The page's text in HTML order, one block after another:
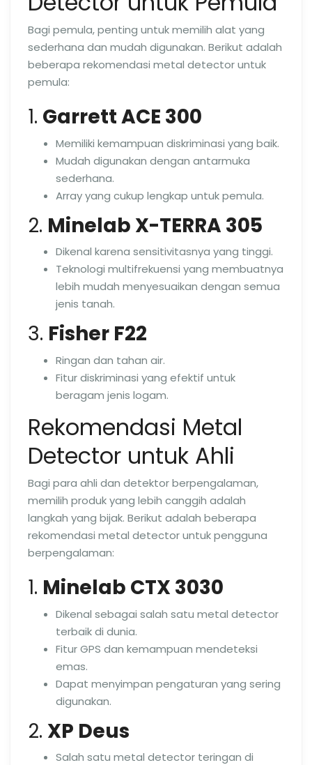
Bagi pemula, penting untuk memilih alat yang
sederhana dan mudah digunakan. Berikut adalah
beberapa rekomendasi metal detector untuk
pemula:
1. Garrett ACE 300
Memiliki kemampuan diskriminasi yang baik.
Mudah digunakan dengan antarmuka
sederhana.
Array yang cukup lengkap untuk pemula.
2. Minelab X-TERRA 305
Dikenal karena sensitivitasnya yang tinggi.
Teknologi multifrekuensi yang membuatnya
lebih mudah menyesuaikan dengan semua
jenis tanah.
3. Fisher F22
Ringan dan tahan air.
Fitur diskriminasi yang efektif untuk
beragam jenis logam.
Rekomendasi Metal
Detector untuk Ahli
Bagi para ahli dan detektor berpengalaman,
memilih produk yang lebih canggih adalah
langkah yang bijak. Berikut adalah beberapa
rekomendasi metal detector untuk pengguna
berpengalaman:
1. Minelab CTX 3030
Dikenal sebagai salah satu metal detector
terbaik di dunia.
Fitur GPS dan kemampuan mendeteksi
emas.
Dapat menyimpan pengaturan yang sering
digunakan.
2. XP Deus
Salah satu metal detector teringan di